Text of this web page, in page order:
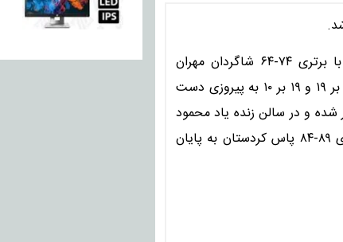
استقلال تهران روز گذشته در هفته اول لیگ بسکتبال به مصاف کاله رفت، دیداری که در نهایت با برتری ۷۴-۶۴ شاگردان مهران
شاهین‌طبع به پایان رسید. در این دیدار استقلال در کوارترهای اول، دوم و چهارم با نتایج ۲۰ بر ۱۶، ۲۴ بر ۱۹ و ۱۹ بر ۱۰ به پیروزی دست
برگزار شده و در سالن زنده یاد محمود
مشحون، مهگل البرز به مصاف پاس کردستان رفت، دیداری که پایاپای دنبال شد و در نهایت با برتری ۸۹-۸۴ پاس کردستان به پایان